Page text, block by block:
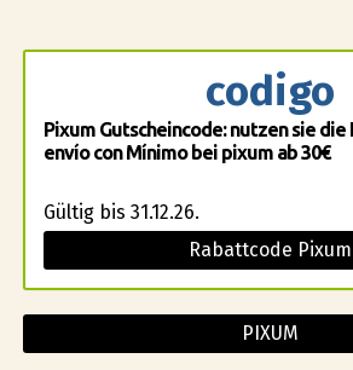
codigo
Pixum Gutscheincode: nutzen sie
envío con Mínimo bei pixum ab 30€
Gültig bis 31.12.26.
Rabattcode Pixum
PIXUM